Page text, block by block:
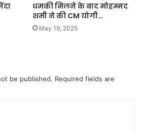
धमकी मिलने के बाद मोहम्मद
शमी ने की CM योगी…
May 19, 2025
be published. Required fields are